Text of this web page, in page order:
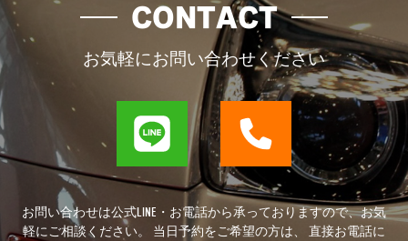
CONTACT
お気軽にお問い合わせください
お問い合わせは公式LINE・お電話から承っておりますので、お気
軽にご相談ください。 当日予約をご希望の方は、 直接お電話に